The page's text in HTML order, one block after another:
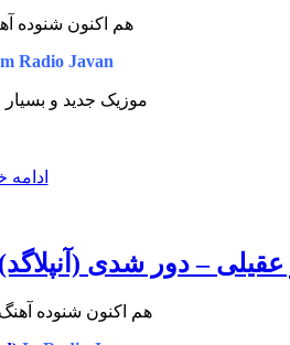
هم اکنون شنوده
Radio Javan
موزیک جدید و بسیار
ادامه
– دور شدی (آنپلاگد)
هم اکنون شنوده